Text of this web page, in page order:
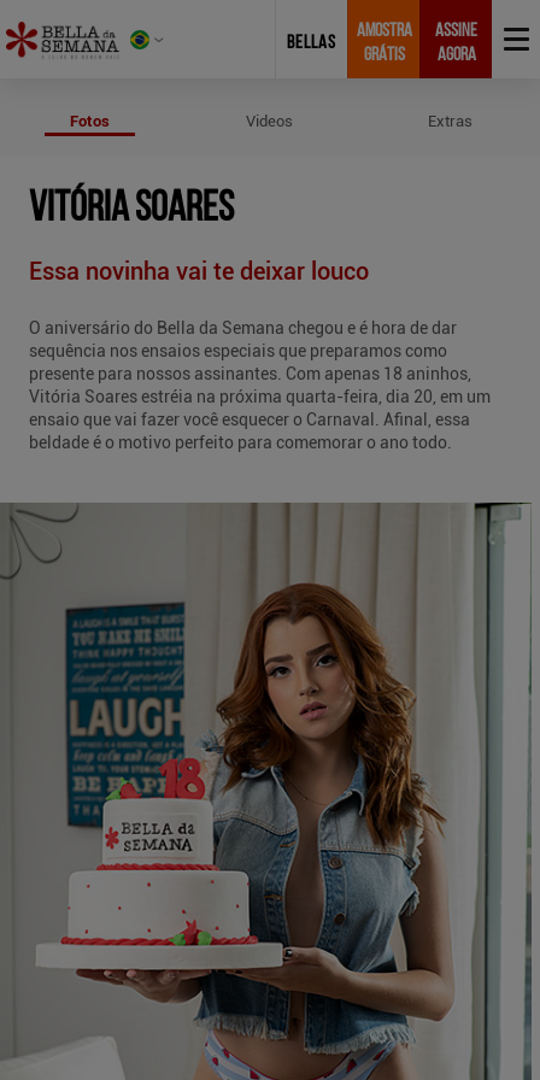
BELLAS
AMOSTRA
GRÁTIS
ASSINE
AGORA
Fotos Videos Extras
VITÓRIA SOARES
Essa novinha vai te deixar louco
O aniversário do Bella da Semana chegou e é hora de dar
sequência nos ensaios especiais que preparamos como
presente para nossos assinantes. Com apenas 18 aninhos,
Vitória Soares estréia na próxima quarta-feira, dia 20, em um
ensaio que vai fazer você esquecer o Carnaval. Afinal, essa
beldade é o motivo perfeito para comemorar o ano todo.